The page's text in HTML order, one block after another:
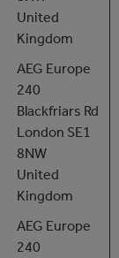
United
Kingdom
AEG Europe
240
Blackfriars Rd
London SE1
8NW
United
Kingdom
AEG Europe
240